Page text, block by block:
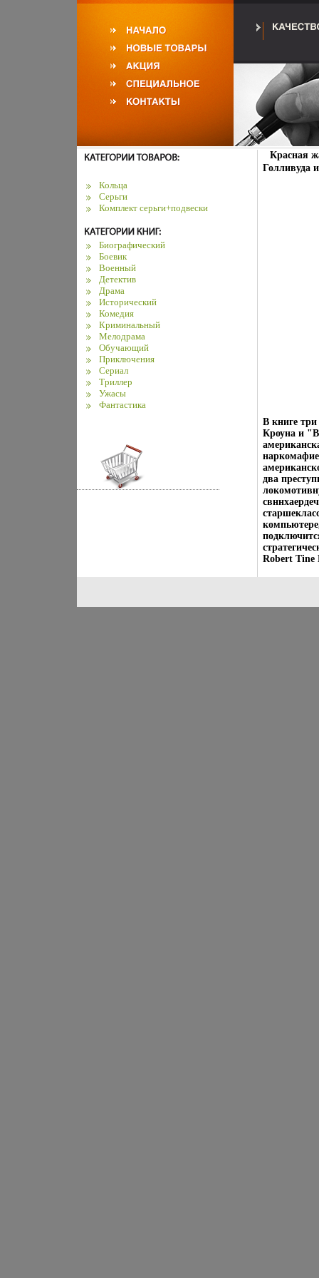
Кольца
Серьги
Комплект серьги+подвески
Биографический
Боевик
Военный
Детектив
Драма
Исторический
Комедия
Криминальный
Мелодрама
Обучающий
Приключения
Сериал
Триллер
Ужасы
Фантастика
Красная
Голливуда
В книге
Кроуна и
два
Robert Tine